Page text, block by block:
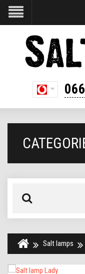
Salt lamps